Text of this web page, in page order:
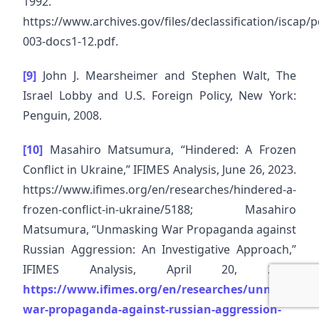
https://www.archives.gov/files/declassification/iscap/
003-docs1-12.pdf.
[9] John J. Mearsheimer and Stephen Walt, The
Israel Lobby and U.S. Foreign Policy, New York:
Penguin, 2008.
[10] Masahiro Matsumura, “Hindered: A Frozen
Conflict in Ukraine,” IFIMES Analysis, June 26, 2023.
https://www.ifimes.org/en/researches/hindered-a-
frozen-conflict-in-ukraine/5188; Masahiro
Matsumura, “Unmasking War Propaganda against
Russian Aggression: An Investigative Approach,”
IFIMES Analysis, April 20, 2022.
https://www.ifimes.org/en/researches/unmasking-
war-propaganda-against-russian-aggression-